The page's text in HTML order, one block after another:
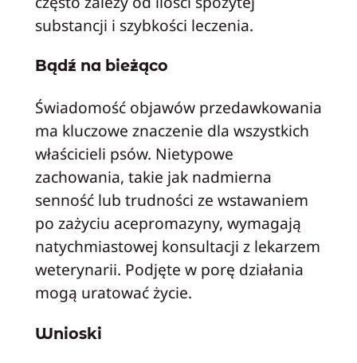
substancji i szybkości leczenia.
Bądź na bieżąco
Świadomość objawów przedawkowania
ma kluczowe znaczenie dla wszystkich
właścicieli psów. Nietypowe
zachowania, takie jak nadmierna
senność lub trudności ze wstawaniem
po zażyciu acepromazyny, wymagają
natychmiastowej konsultacji z lekarzem
weterynarii. Podjęte w porę działania
mogą uratować życie.
Wnioski